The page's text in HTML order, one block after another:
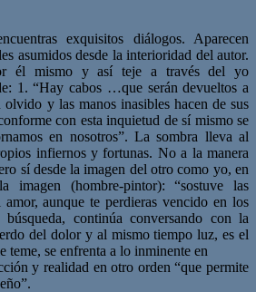
exquisitos diálogos. Aparecen
asumidos desde la interioridad del autor.
él mismo y así teje a través del yo
1. “Hay cabos …que serán devueltos a
olvido y las manos inasibles hacen de sus
con esta inquietud de sí mismo se
en nosotros”. La sombra lleva al
infiernos y fortunas. No a la manera
sí desde la imagen del otro como yo, en
imagen (hombre-pintor): “sostuve las
aunque te perdieras vencido en los
continúa conversando con la
del dolor y al mismo tiempo luz, es el
teme, se enfrenta a lo inminente en
y realidad en otro orden “que permite